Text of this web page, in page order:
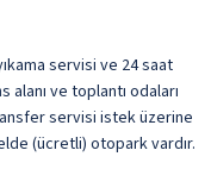
servisi ve 24 saat
ve toplantı odaları
servisi istek üzerine
(ücretli) otopark vardır.